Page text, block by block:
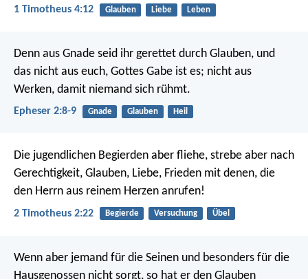
1 Timotheus 4:12 Glauben Liebe Leben
Denn aus Gnade seid ihr gerettet durch Glauben, und
das nicht aus euch, Gottes Gabe ist es; nicht aus
Werken, damit niemand sich rühmt.
Epheser 2:8-9 Gnade Glauben Heil
Die jugendlichen Begierden aber fliehe, strebe aber nach
Gerechtigkeit, Glauben, Liebe, Frieden mit denen, die
den Herrn aus reinem Herzen anrufen!
2 Timotheus 2:22 Begierde Versuchung Übel
Wenn aber jemand für die Seinen und besonders für die
Hausgenossen nicht sorgt, so hat er den Glauben